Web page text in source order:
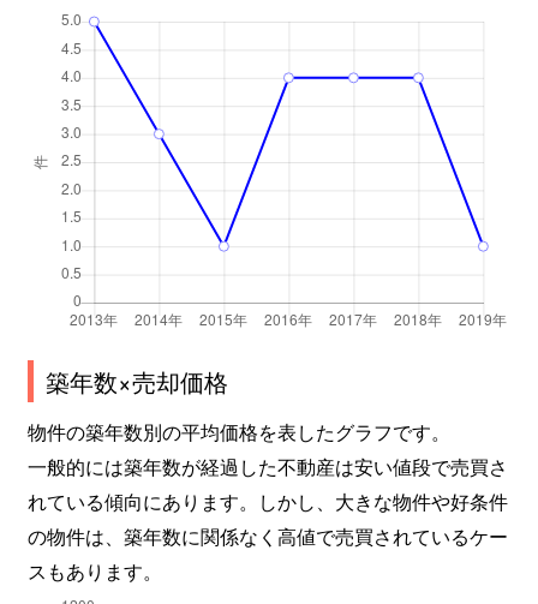
築年数×売却価格
物件の築年数別の平均価格を表したグラフです。
一般的には築年数が経過した不動産は安い値段で売買さ
れている傾向にあります。しかし、大きな物件や好条件
の物件は、築年数に関係なく高値で売買されているケー
スもあります。